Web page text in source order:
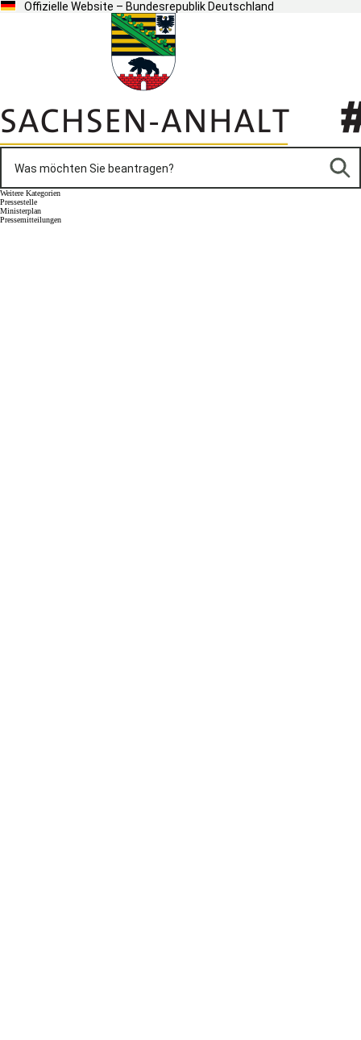
Offizielle Website – Bundesrepublik Deutschland
Weitere Kategorien
Pressestelle
Ministerplan
Pressemitteilungen